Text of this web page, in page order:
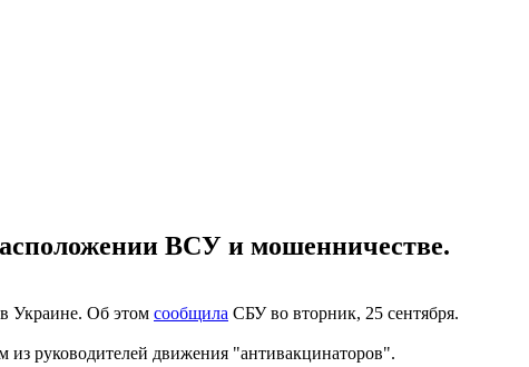
ВСУ и мошенничестве.
в Украине. Об этом сообщила СБУ во вторник, 25 сентября.
из руководителей движения "антивакцинаторов".